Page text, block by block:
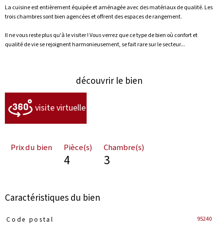
La cuisine est entièrement équipée et aménagée avec des matériaux de qualité. Les
trois chambres sont bien agencées et offrent des espaces de rangement.
Il ne vous reste plus qu'à le visiter ! Vous verrez que ce type de bien où confort et
qualité de vie se rejoignent harmonieusement, se fait rare sur le secteur...
découvrir le bien
visite virtuelle
Prix du bien Pièce(s)
4
Chambre(s)
3
Caractéristiques du bien
Caractéristiques Valeurs
Code postal 95240